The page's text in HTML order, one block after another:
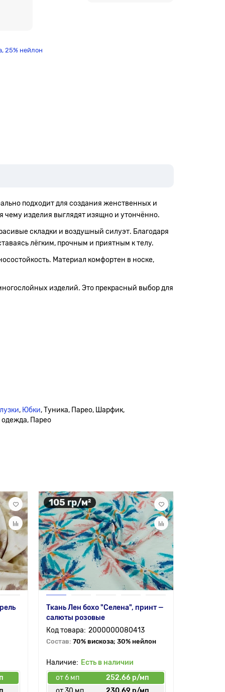
25% нейлон
подходит для создания женственных и
чему изделия выглядят изящно и утончённо.
складки и воздушный силуэт. Благодаря
лёгким, прочным и приятным к телу.
Материал комфортен в носке,
изделий. Это прекрасный выбор для
, Юбки, Туника, Парео, Шарфик,
одежда, Парео
105 гр/м²
Ткань Лен бохо "Селена", принт —
салюты розовые
2000000080413
Состав: 70% вискоза; 30% нейлон
Есть в наличии
от 6 мп
252.66 р/мп